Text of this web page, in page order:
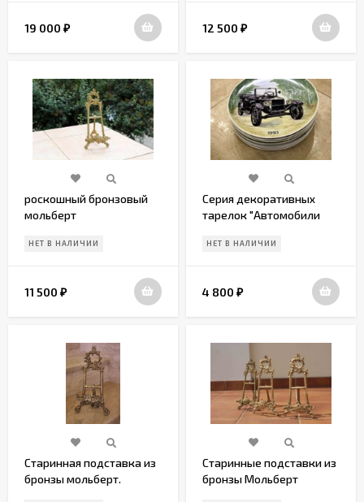
19 000 ₽ 12 500 ₽
роскошный бронзовый
мольберт
НЕТ В НАЛИЧИИ
11 500 ₽
Серия декоративных
тарелок "Автомобили
Начало 20 века
НЕТ В НАЛИЧИИ
4 800 ₽
Старинная подставка из
бронзы мольберт.
Старинные подставки из
бронзы Мольберт